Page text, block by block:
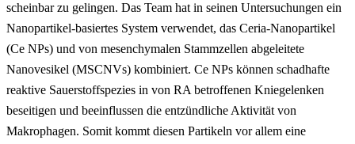
scheinbar zu gelingen. Das Team hat in seinen Untersuchungen ein
Nanopartikel-basiertes System verwendet, das Ceria-Nanopartikel
(Ce NPs) und von mesenchymalen Stammzellen abgeleitete
Nanovesikel (MSCNVs) kombiniert. Ce NPs können schadhafte
reaktive Sauerstoffspezies in von RA betroffenen Kniegelenken
beseitigen und beeinflussen die entzündliche Aktivität von
Makrophagen. Somit kommt diesen Partikeln vor allem eine